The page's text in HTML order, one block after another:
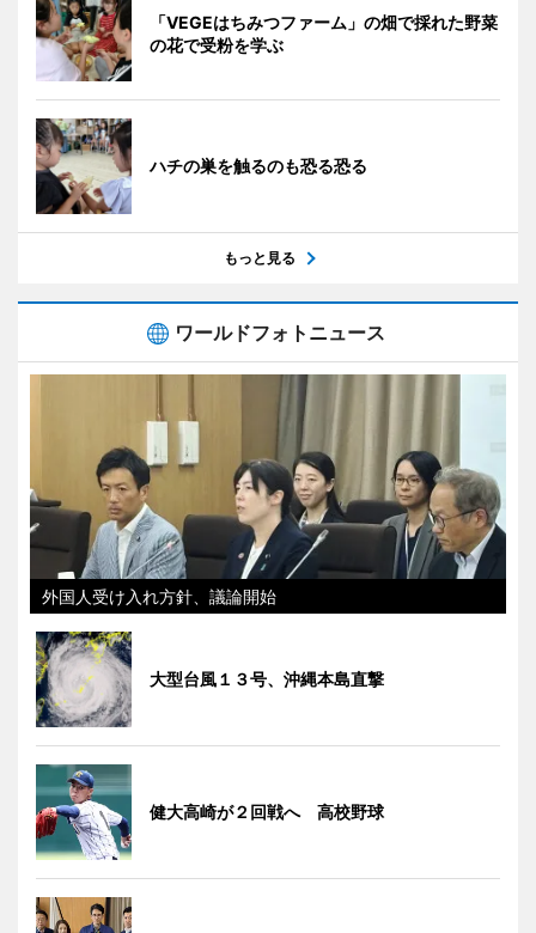
「VEGEはちみつファーム」の畑で採れた野菜
の花で受粉を学ぶ
ハチの巣を触るのも恐る恐る
もっと見る
ワールドフォトニュース
外国人受け入れ方針、議論開始
大型台風１３号、沖縄本島直撃
健大高崎が２回戦へ 高校野球